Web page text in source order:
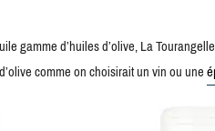
gamme d’huiles d’olive, La
comme on choisirait un vin ou une